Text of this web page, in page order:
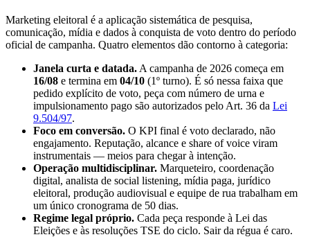
Marketing eleitoral é a aplicação sistemática de pesquisa,
comunicação, mídia e dados à conquista de voto dentro do período
oficial de campanha. Quatro elementos dão contorno à categoria:
Janela curta e datada. A campanha de 2026 começa em
16/08 e termina em 04/10 (1º turno). É só nessa faixa que
pedido explícito de voto, peça com número de urna e
impulsionamento pago são autorizados pelo Art. 36 da Lei
9.504/97.
Foco em conversão. O KPI final é voto declarado, não
engajamento. Reputação, alcance e share of voice viram
instrumentais — meios para chegar à intenção.
Operação multidisciplinar. Marqueteiro, coordenação
digital, analista de social listening, mídia paga, jurídico
eleitoral, produção audiovisual e equipe de rua trabalham em
um único cronograma de 50 dias.
Regime legal próprio. Cada peça responde à Lei das
Eleições e às resoluções TSE do ciclo. Sair da régua é caro.